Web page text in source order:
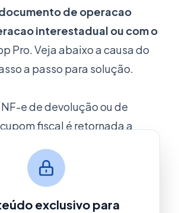
de operacao
interestadual ou com o
Pro. Veja abaixo a causa do
a passo para solução.
e de devolução ou de
fiscal é retornada a
exclusivo para